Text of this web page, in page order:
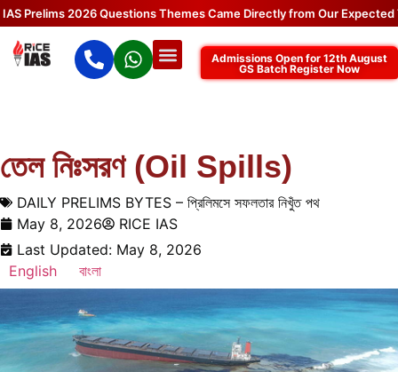
2026 Questions Themes Came Directly from Our Expected
Admissions Open for 12th August
GS Batch Register Now
তেল নিঃসরণ (Oil Spills)
DAILY PRELIMS BYTES – প্রিলিমসে সফলতার নিখুঁত পথ
May 8, 2026
RICE IAS
Last Updated: May 8, 2026
English
বাংলা